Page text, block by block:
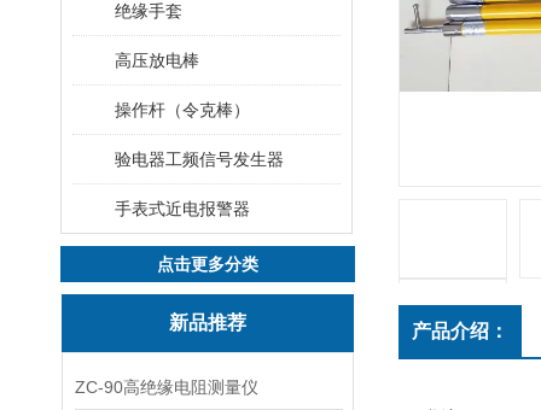
绝缘手套
高压放电棒
操作杆（令克棒）
验电器工频信号发生器
手表式近电报警器
点击更多分类
新品推荐
ZC-90高绝缘电阻测量仪
产品介绍：